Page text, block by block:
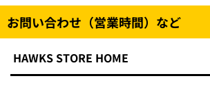
お問い合わせ（営業時間）など
HAWKS STORE HOME